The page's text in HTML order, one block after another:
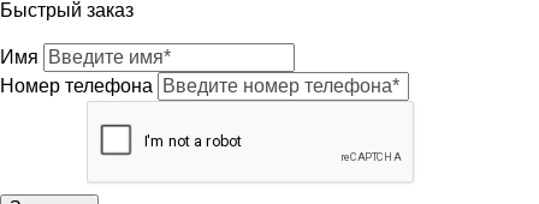
Быстрый заказ
Имя
Номер телефона